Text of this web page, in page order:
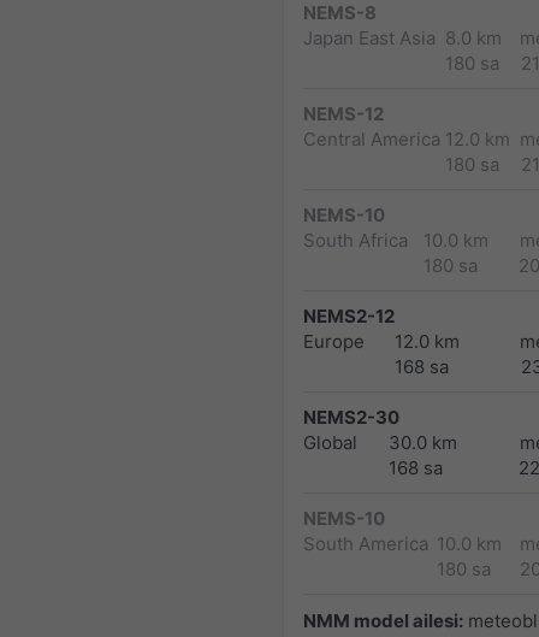
NEMS-8
Japan East Asia 8.0 km
180 sa
NEMS-12
Central America 12.0 km
180 sa
NEMS-10
South Africa
10.0 km
180 sa
NEMS2-12
Europe
12.0 km
168 sa
NEMS2-30
Global
30.0 km
168 sa
NEMS-10
South America 10.0 km
180 sa
NMM model ailesi: